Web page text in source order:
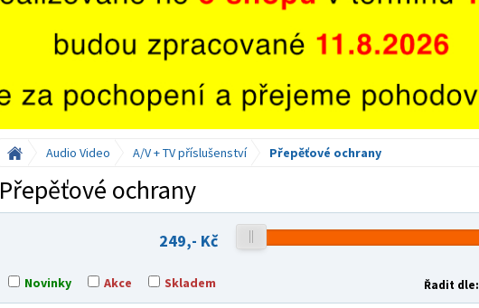
Audio Video A/V + TV příslušenství Přepěťové ochrany
Přepěťové ochrany
Novinky Akce Skladem
249,- Kč
Řadit dle: